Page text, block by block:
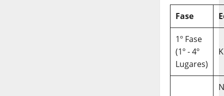
Fase
1º Fase
(1º - 4º
Lugares)